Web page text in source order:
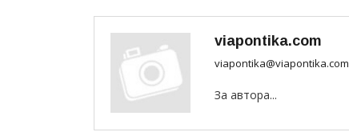
viapontika.com
viapontika@viapontika.com
За автора...